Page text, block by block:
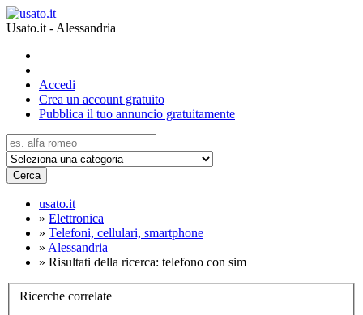
Usato.it - Alessandria
Accedi
Crea un account gratuito
Pubblica il tuo annuncio gratuitamente
Cerca
usato.it
» Elettronica
» Telefoni, cellulari, smartphone
» Alessandria
» Risultati della ricerca: telefono con sim
Ricerche correlate